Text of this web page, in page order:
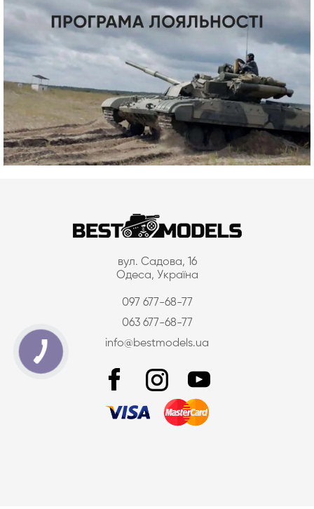
вул. Садова, 16
Одеса, Україна
097 677-68-77
063 677-68-77
info@bestmodels.ua